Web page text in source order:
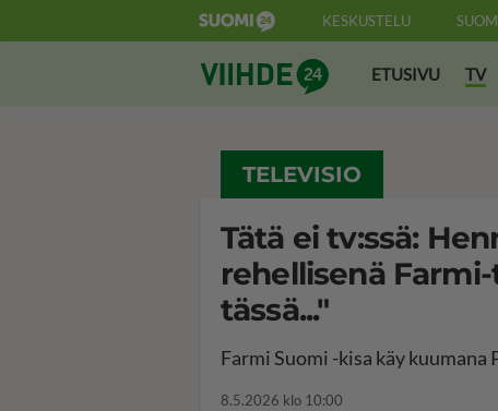
KESKUSTELU
Suomi24 ViihdeETUSIVU TV
TELEVISIO
Tätä ei tv:ssä:
rehellisenä
tässä..."
Farmi Suomi -kisa käy kuumana
8.5.2026 klo 10:00